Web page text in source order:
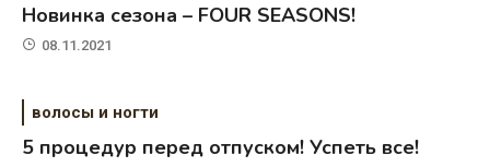
Новинка сезона – FOUR SEASONS!
08.11.2021
волосы и ногти
5 процедур перед отпуском! Успеть все!